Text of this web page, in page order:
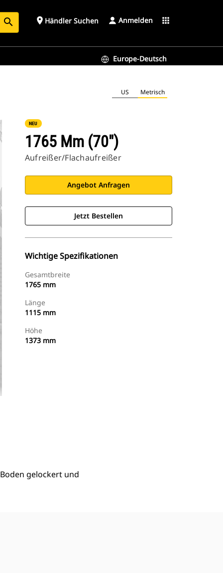
search place Händler Suchen Anmelden apps
Europe-Deutsch
US Metrisch
NEU
1765 Mm (70")
Aufreißer/Flachaufreißer
Angebot Anfragen
Jetzt Bestellen
Wichtige Spezifikationen
Gesamtbreite
1765 mm
Länge
1115 mm
Höhe
1373 mm
gelockert und